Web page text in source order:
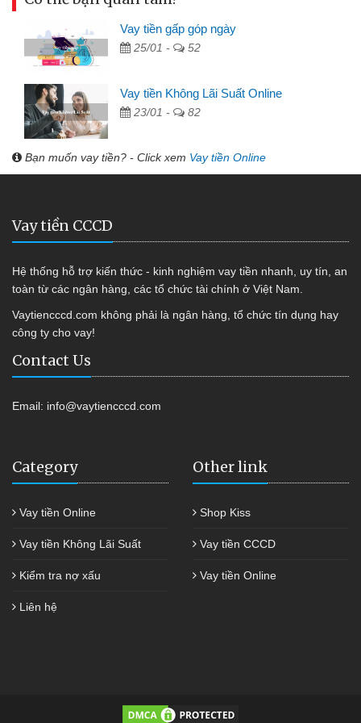
Vay tiền gấp góp ngày
25/01 - 52
Vay tiền Không Lãi Suất Online
23/01 - 82
Bạn muốn vay tiền? - Click xem Vay tiền Online
Vay tiền CCCD
Hệ thống hỗ trợ kiến thức - kinh nghiệm vay tiền nhanh, uy tín, an
toàn từ các ngân hàng, các tổ chức tài chính ở Việt Nam.
Vaytiencccd.com không phải là ngân hàng, tổ chức tín dụng hay
công ty cho vay!
Contact Us
Email: info@vaytiencccd.com
Category
Vay tiền Online
Vay tiền Không Lãi Suất
Kiểm tra nợ xấu
Liên hệ
Other link
Shop Kiss
Vay tiền CCCD
Vay tiền Online